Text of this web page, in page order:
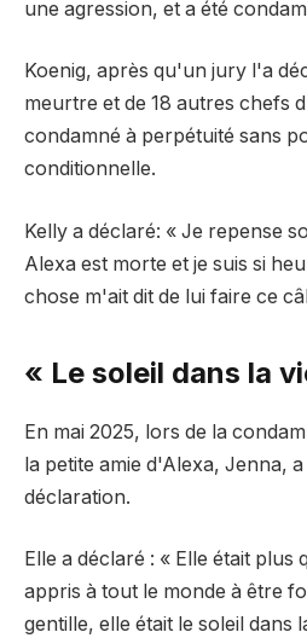
une agression, et a été
Koenig, après qu'un jury l'a
meurtre et de 18 autres chefs
condamné à perpétuité sans
conditionnelle.
Kelly a déclaré: « Je repense
Alexa est morte et je suis si
chose m'ait dit de lui faire ce
« Le soleil dans la
En mai 2025, lors de la
la petite amie d'Alexa, Jenna,
déclaration.
Elle a déclaré : « Elle était plus
appris à tout le monde à être
gentille, elle était le soleil dans